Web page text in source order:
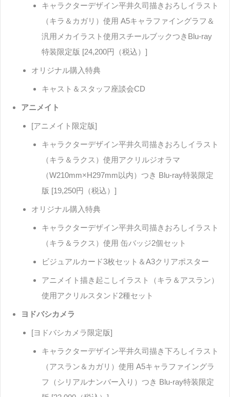
キャラクターデザイン平井久司描きおろしイラスト
（キラ＆カガリ）使用 A5キャラファイングラフ＆
汎用メカイラスト使用スチールブックつきBlu-ray
特装限定版 [24,200円（税込）]
オリジナル購入特典
キャスト＆スタッフ座談会CD
アニメイト
[アニメイト限定版]
キャラクターデザイン平井久司描きおろしイラスト
（キラ＆ラクス）使用アクリルジオラマ
（W210mm×H297mm以内）つき Blu-ray特装限定
版 [19,250円（税込）]
オリジナル購入特典
キャラクターデザイン平井久司描きおろしイラスト
（キラ＆ラクス）使用 缶バッジ2個セット
ビジュアルカード3枚セット＆A3クリアポスター
アニメイト描き起こしイラスト（キラ＆アスラン）
使用アクリルスタンド2種セット
ヨドバシカメラ
[ヨドバシカメラ限定版]
キャラクターデザイン平井久司描き下ろしイラスト
（アスラン＆カガリ）使用 A5キャラファイングラ
フ（シリアルナンバー入り）つき Blu-ray特装限定